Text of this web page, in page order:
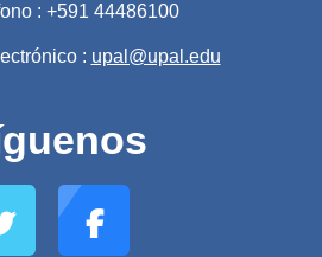
: +591 44486100
: upal@upal.edu